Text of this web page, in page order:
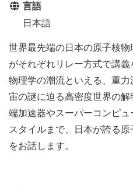
言語
日本語
世界最先端の日本の原子核
がそれぞれリレー方式で講
物理学の潮流といえる、重
宙の謎に迫る高密度世界の
端加速器やスーパーコンピ
スタイルまで、日本が誇る
をお話します。